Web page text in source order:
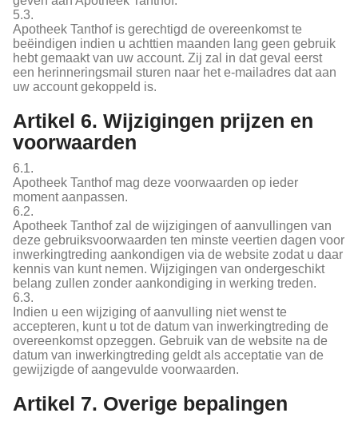
5.3.
Apotheek Tanthof is gerechtigd de overeenkomst te
beëindigen indien u achttien maanden lang geen gebruik
hebt gemaakt van uw account. Zij zal in dat geval eerst
een herinneringsmail sturen naar het e-mailadres dat aan
uw account gekoppeld is.
Artikel 6. Wijzigingen prijzen en
voorwaarden
6.1.
Apotheek Tanthof mag deze voorwaarden op ieder
moment aanpassen.
6.2.
Apotheek Tanthof zal de wijzigingen of aanvullingen van
deze gebruiksvoorwaarden ten minste veertien dagen voor
inwerkingtreding aankondigen via de website zodat u daar
kennis van kunt nemen. Wijzigingen van ondergeschikt
belang zullen zonder aankondiging in werking treden.
6.3.
Indien u een wijziging of aanvulling niet wenst te
accepteren, kunt u tot de datum van inwerkingtreding de
overeenkomst opzeggen. Gebruik van de website na de
datum van inwerkingtreding geldt als acceptatie van de
gewijzigde of aangevulde voorwaarden.
Artikel 7. Overige bepalingen